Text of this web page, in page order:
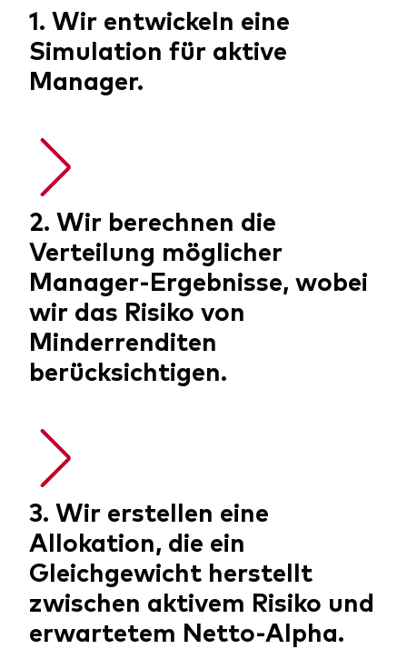
1. Wir entwickeln eine
Simulation für aktive
Manager.
2. Wir berechnen die
Verteilung möglicher
Manager-Ergebnisse, wobei
wir das Risiko von
Minderrenditen
berücksichtigen.
3. Wir erstellen eine
Allokation, die ein
Gleichgewicht herstellt
zwischen aktivem Risiko und
erwartetem Netto-Alpha.